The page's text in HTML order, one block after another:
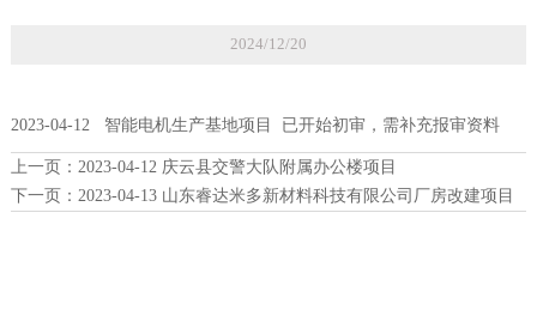
2024/12/20
2023-04-12 智能电机生产基地项目 已开始初审，需补充报审资料
上一页：
2023-04-12 庆云县交警大队附属办公楼项目
下一页：
2023-04-13 山东睿达米多新材料科技有限公司厂房改建项目